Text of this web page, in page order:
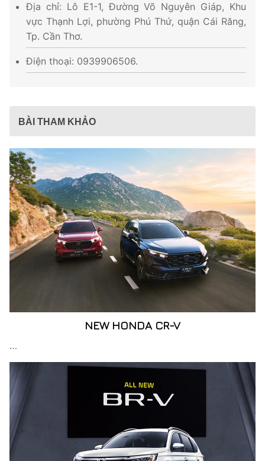
Địa chỉ: Lô E1-1, Đường Võ Nguyên Giáp, Khu
vực Thạnh Lợi, phường Phú Thứ, quận Cái Răng,
Tp. Cần Thơ.
Điện thoại: 0939906506.
BÀI THAM KHẢO
NEW HONDA CR-V
…